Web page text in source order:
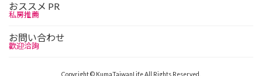
おススメ PR
私房推薦
お問い合わせ
歡迎洽詢
Copyright © KumaTaiwanLife All Rights Reserved.